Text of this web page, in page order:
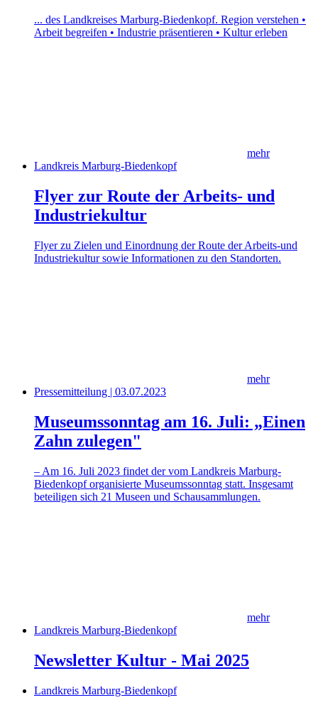
... des Landkreises Marburg-Biedenkopf. Region verstehen •
Arbeit begreifen • Industrie präsentieren • Kultur erleben
mehr
Landkreis Marburg-Biedenkopf
Flyer zur Route der Arbeits- und
Industriekultur
Flyer zu Zielen und Einordnung der Route der Arbeits-und
Industriekultur sowie Informationen zu den Standorten.
mehr
Pressemitteilung | 03.07.2023
Museumssonntag am 16. Juli: „Einen
Zahn zulegen"
– Am 16. Juli 2023 findet der vom Landkreis Marburg-
Biedenkopf organisierte Museumssonntag statt. Insgesamt
beteiligen sich 21 Museen und Schausammlungen.
mehr
Landkreis Marburg-Biedenkopf
Newsletter Kultur - Mai 2025
Landkreis Marburg-Biedenkopf